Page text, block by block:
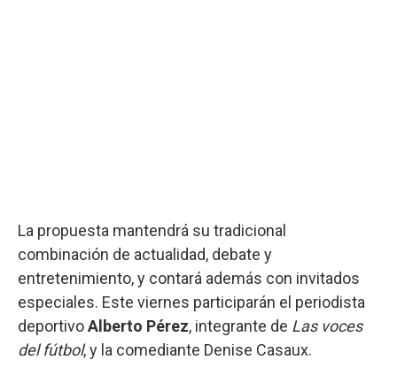
La propuesta mantendrá su tradicional
combinación de actualidad, debate y
entretenimiento, y contará además con invitados
especiales. Este viernes participarán el periodista
deportivoAlberto Pérez, integrante de Las voces
del fútbol, y la comediante Denise Casaux.